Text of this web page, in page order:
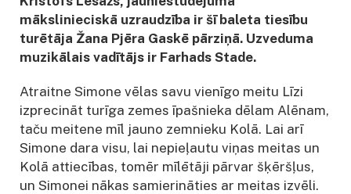
mākslinieciskā uzraudzība ir šī baleta tiesību
turētāja Žana Pjēra Gaskē pārziņā. Uzveduma
muzikālais vadītājs ir Farhads Stade.
Atraitne Simone vēlas savu vienīgo meitu Līzi
izprecināt turīga zemes īpašnieka dēlam Alēnam,
taču meitene mīl jauno zemnieku Kolā. Lai arī
Simone dara visu, lai nepieļautu viņas meitas un
Kolā attiecības, tomēr mīlētāji pārvar šķēršļus,
un Simonei nākas samierināties ar meitas izvēli.